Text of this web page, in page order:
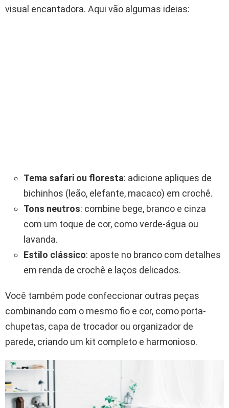
visual encantadora. Aqui vão algumas ideias:
Tema safari ou floresta: adicione apliques de
bichinhos (leão, elefante, macaco) em crochê.
Tons neutros: combine bege, branco e cinza
com um toque de cor, como verde-água ou
lavanda.
Estilo clássico: aposte no branco com detalhes
em renda de crochê e laços delicados.
Você também pode confeccionar outras peças
combinando com o mesmo fio e cor, como porta-
chupetas, capa de trocador ou organizador de
parede, criando um kit completo e harmonioso.